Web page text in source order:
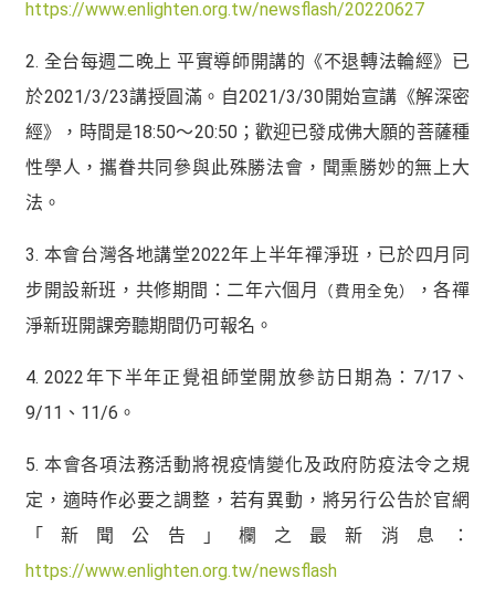
https://www.enlighten.org.tw/newsflash/20220627
2. 全台每週二晚上 平實導師開講的《不退轉法輪經》已
於2021/3/23講授圓滿。自2021/3/30開始宣講《解深密
經》，時間是18:50～20:50；歡迎已發成佛大願的菩薩種
性學人，攜眷共同參與此殊勝法會，聞熏勝妙的無上大
法。
3. 本會台灣各地講堂2022年上半年禪淨班，已於四月同
步開設新班，共修期間：二年六個月
（費用全免）
，各禪
淨新班開課旁聽期間仍可報名。
4. 2022年下半年正覺祖師堂開放參訪日期為：7/17、
9/11、11/6。
5. 本會各項法務活動將視疫情變化及政府防疫法令之規
定，適時作必要之調整，若有異動，將另行公告於官網
「新聞公告」欄之最新消息：
https://www.enlighten.org.tw/newsflash